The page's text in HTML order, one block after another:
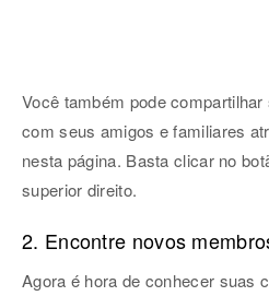
Você também pode
com seus amigos e familiares
nesta página. Basta clicar no
superior direito.
2. Encontre novos
Agora é hora de conhecer suas